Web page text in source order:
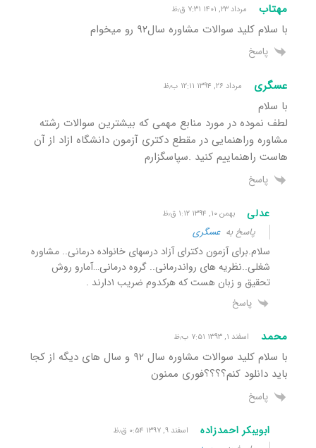
مهتاب مرداد ۲۳, ۱۴۰۱ ۷:۳۱ ق٫ظ
با سلام کلید سوالات مشاوره سال۹۲ رو میخوام
پاسخ
عسگری مرداد ۲۶, ۱۳۹۴ ۱۲:۱۱ ب٫ظ
با سلام
لطف نموده در مورد منابع مهمی که بیشترین سوالات رشته
مشاوره وراهنمایی در مقطع دکتری آزمون دانشگاه ازاد از آن
هاست راهنماییم کنید .سپاسگزارم
پاسخ
عدلی بهمن ۱۰, ۱۳۹۴ ۱:۱۲ ق٫ظ
پاسخ بهعسگری
سلام.برای آزمون دکترای آزاد درسهای خانواده درمانی.. مشاوره
شغلی..نظریه های رواندرمانی.. گروه درمانی…آمارو روش
تحقیق و زبان هست که هرکدوم ضریب ۱دارند .
پاسخ
محمد اسفند ۱, ۱۳۹۳ ۷:۵۱ ب٫ظ
با سلام کلید سوالات مشاوره سال ۹۲ و سال های دیگه از کجا
باید دانلود کنم؟؟؟؟فوری ممنون
پاسخ
ابویبکر احمدزاده اسفند ۹, ۱۳۹۷ ۰:۵۴ ق٫ظ